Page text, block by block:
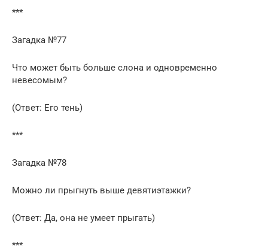
***
Загадка №77
Что может быть больше слона и одновременно
невесомым?
(Ответ: Его тень)
***
Загадка №78
Можно ли прыгнуть выше девятиэтажки?
(Ответ: Да, она не умеет прыгать)
***